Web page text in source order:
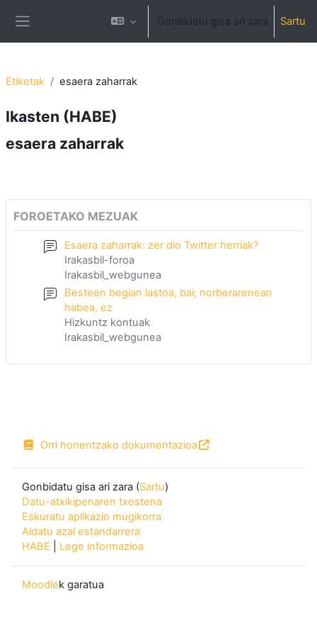
Joan eduki nagusira zuzenean
Gonbidatu gisa ari zara Sartu
Etiketak esaera zaharrak
Ikasten (HABE)
esaera zaharrak
FOROETAKO MEZUAK
Esaera zaharrak: zer dio Twitter herriak?
Irakasbil-foroa
Irakasbil_webgunea
Besteen begian lastoa, bai; norberarenean
habea, ez
Hizkuntz kontuak
Irakasbil_webgunea
Orri honentzako dokumentazioa
Gonbidatu gisa ari zara (Sartu)
Datu-atxikipenaren txostena
Eskuratu aplikazio mugikorra
Aldatu azal estandarrera
HABE
Lege informazioa
Moodlek garatua